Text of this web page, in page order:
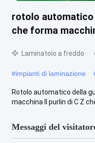
rotolo automatico
che forma
Laminatoio a freddo
#impianti di laminazione
Rotolo automatico della
macchina Il purlin di C Z
Messaggi del